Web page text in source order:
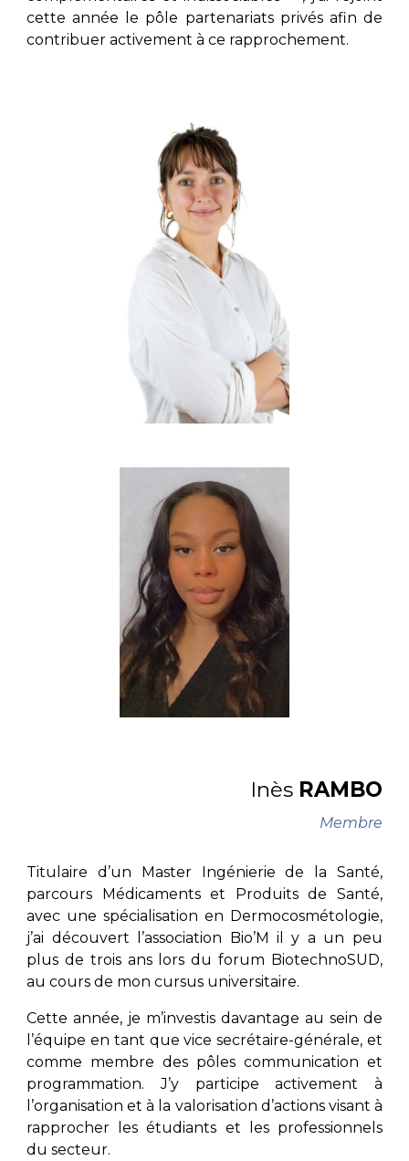
cette année le pôle partenariats privés afin de
contribuer activement à ce rapprochement.
Inès RAMBO
Membre
Titulaire d’un Master Ingénierie de la Santé,
parcours Médicaments et Produits de Santé,
avec une spécialisation en Dermocosmétologie,
j’ai découvert l’association Bio’M il y a un peu
plus de trois ans lors du forum BiotechnoSUD,
au cours de mon cursus universitaire.
Cette année, je m’investis davantage au sein de
l’équipe en tant que vice secrétaire-générale, et
comme membre des pôles communication et
programmation. J’y participe activement à
l’organisation et à la valorisation d’actions visant à
rapprocher les étudiants et les professionnels
du secteur.